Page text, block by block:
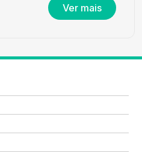
Ver mais